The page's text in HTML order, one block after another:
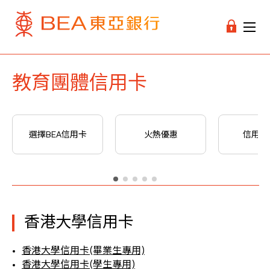
教育團體信用卡
選擇BEA信用卡 火熱優惠 信用卡
香港大學信用卡
香港大學信用卡(畢業生專用)
香港大學信用卡(學生專用)